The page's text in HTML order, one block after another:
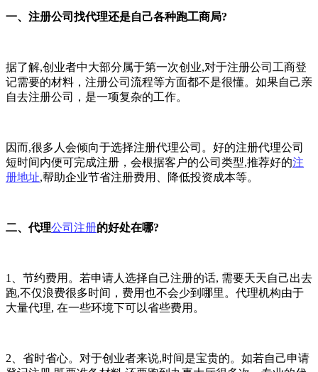
一、注册公司找代理还是自己各种跑工商局?
据了解,创业者中大部分属于第一次创业,对于注册公司工商登
记需要的材料，注册公司流程等方面都不是很懂。如果自己亲
自去注册公司，是一项复杂的工作。
因而,很多人会倾向于选择注册代理公司。好的注册代理公司
短时间内便可完成注册，会根据客户的公司类型,推荐好的注
册地址,帮助企业节省注册费用、降低投资成本等。
二、代理公司注册的好处在哪?
1、节约费用。若申请人选择自己注册的话, 需要天天自己出去
跑,不仅浪费很多时间，费用也不会少到哪里。代理机构由于
大量代理, 在一些环境下可以省些费用。
2、省时省心。对于创业者来说,时间是宝贵的。如若自己申请